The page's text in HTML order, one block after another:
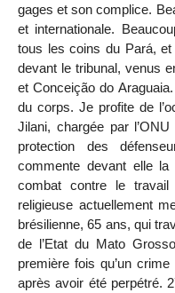
gages et son complice.
et internationale.
tous les coins du Pará,
devant le tribunal, venus
et Conceição do
du corps. Je profite de
Jilani, chargée par
protection des
commente devant elle
combat contre le
religieuse actuellement
brésilienne, 65 ans, qui
de l’Etat du Mato
première fois qu’un
après avoir été perpétré.